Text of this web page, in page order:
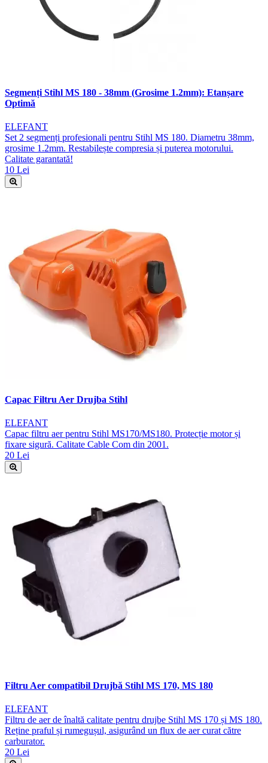
Segmenți Stihl MS 180 - 38mm (Grosime 1.2mm): Etanșare
Optimă
ELEFANT
Set 2 segmenți profesionali pentru Stihl MS 180. Diametru 38mm,
grosime 1.2mm. Restabilește compresia și puterea motorului.
Calitate garantată!
10 Lei
Capac Filtru Aer Drujba Stihl
ELEFANT
Capac filtru aer pentru Stihl MS170/MS180. Protecție motor și
fixare sigură. Calitate Cable Com din 2001.
20 Lei
Filtru Aer compatibil Drujbă Stihl MS 170, MS 180
ELEFANT
Filtru de aer de înaltă calitate pentru drujbe Stihl MS 170 și MS 180.
Reține praful și rumegușul, asigurând un flux de aer curat către
carburator.
20 Lei